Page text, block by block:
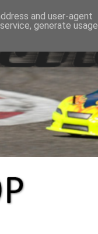
and user-agent
generate usage